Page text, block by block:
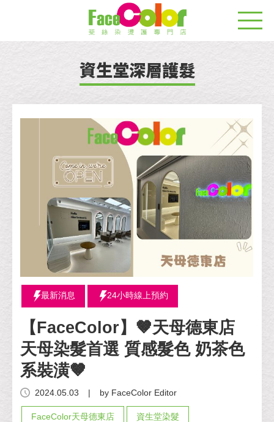
資生堂深層護髮
最新消息 24小時線上預約
【FaceColor】🤎天母德東店
天母染髮首選 質感髮色 奶茶色
系裝潢🤎
2024.05.03 | by FaceColor Editor
FaceColor天母德東店 資生堂染髮